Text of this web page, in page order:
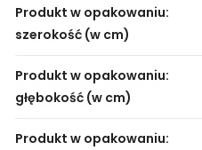
Produkt w opakowaniu:
szerokość (w cm)
Produkt w opakowaniu:
głębokość (w cm)
Produkt w opakowaniu: